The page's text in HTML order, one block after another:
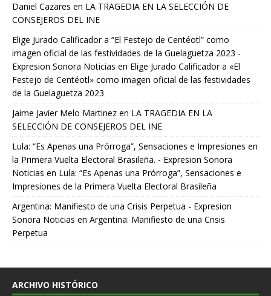
Daniel Cazares en LA TRAGEDIA EN LA SELECCIÓN DE
CONSEJEROS DEL INE
Elige Jurado Calificador a “El Festejo de Centéotl” como
imagen oficial de las festividades de la Guelaguetza 2023 -
Expresion Sonora Noticias en Elige Jurado Calificador a «El
Festejo de Centéotl» como imagen oficial de las festividades
de la Guelaguetza 2023
Jaime Javier Melo Martinez en LA TRAGEDIA EN LA
SELECCIÓN DE CONSEJEROS DEL INE
Lula: “Es Apenas una Prórroga”, Sensaciones e Impresiones en
la Primera Vuelta Electoral Brasileña. - Expresion Sonora
Noticias en Lula: “Es Apenas una Prórroga”, Sensaciones e
Impresiones de la Primera Vuelta Electoral Brasileña
Argentina: Manifiesto de una Crisis Perpetua - Expresion
Sonora Noticias en Argentina: Manifiesto de una Crisis
Perpetua
ARCHIVO HISTÓRICO